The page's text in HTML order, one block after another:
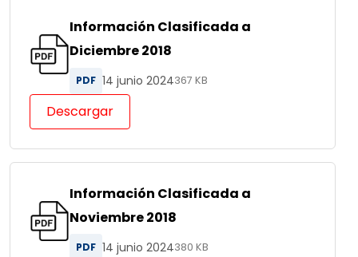
Información Clasificada a
Diciembre 2018
PDF 14 junio 2024367 KB
Descargar
Información Clasificada a
Noviembre 2018
PDF 14 junio 2024380 KB